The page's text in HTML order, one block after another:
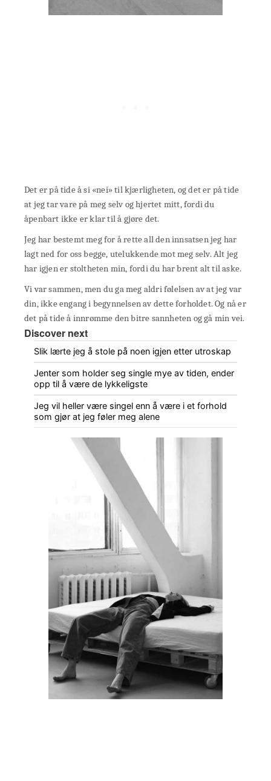
Det er på tide å si «nei» til kjærligheten, og det er på tide
at jeg tar vare på meg selv og hjertet mitt, fordi du
åpenbart ikke er klar til å gjøre det.
Jeg har bestemt meg for å rette all den innsatsen jeg har
lagt ned for oss begge, utelukkende mot meg selv. Alt jeg
har igjen er stoltheten min, fordi du har brent alt til aske.
Vi var sammen, men du ga meg aldri følelsen av at jeg var
din, ikke engang i begynnelsen av dette forholdet. Og nå er
det på tide å innrømme den bitre sannheten og gå min vei.
Discover next
Slik lærte jeg å stole på noen igjen etter utroskap
Jenter som holder seg single mye av tiden, ender
opp til å være de lykkeligste
Jeg vil heller være singel enn å være i et forhold
som gjør at jeg føler meg alene